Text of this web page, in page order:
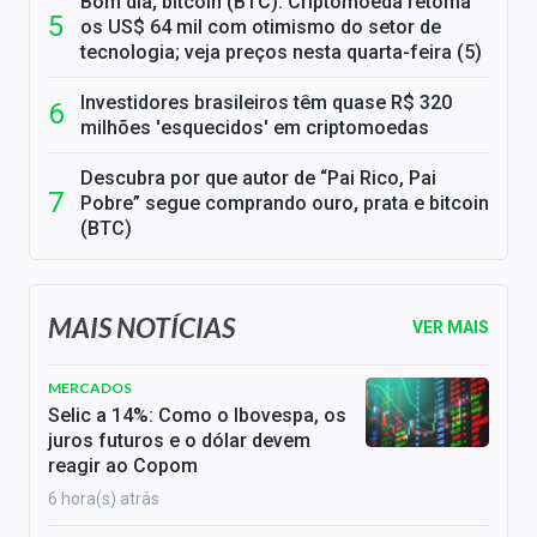
os US$ 64 mil com otimismo do setor de
tecnologia; veja preços nesta quarta-feira (5)
Investidores brasileiros têm quase R$ 320
milhões 'esquecidos' em criptomoedas
Descubra por que autor de “Pai Rico, Pai
Pobre” segue comprando ouro, prata e bitcoin
(BTC)
MAIS NOTÍCIAS VER MAIS
MERCADOS
Selic a 14%: Como o Ibovespa, os
juros futuros e o dólar devem
reagir ao Copom
6 hora(s) atrás